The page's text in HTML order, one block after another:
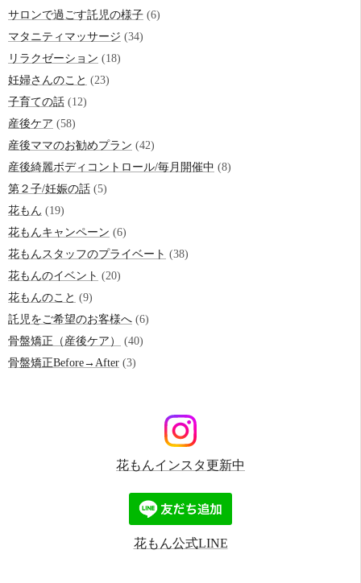
サロンで過ごす託児の様子 (6)
マタニティマッサージ (34)
リラクゼーション (18)
妊婦さんのこと (23)
子育ての話 (12)
産後ケア (58)
産後ママのお勧めプラン (42)
産後綺麗ボディコントロール/毎月開催中 (8)
第２子/妊娠の話 (5)
花もん (19)
花もんキャンペーン (6)
花もんスタッフのプライベート (38)
花もんのイベント (20)
花もんのこと (9)
託児をご希望のお客様へ (6)
骨盤矯正（産後ケア）
(40)
骨盤矯正Before→After (3)
花もんインスタ更新中
花もん公式LINE